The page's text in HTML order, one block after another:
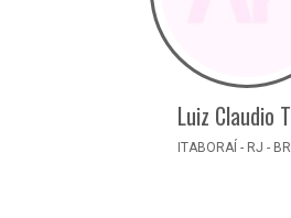
Luiz Claudio
ITABORAÍ - RJ -